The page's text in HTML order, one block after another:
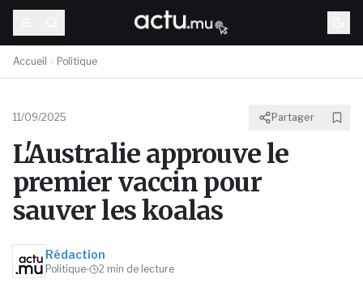
Accueil Politique
11/09/2025 Partager
L'Australie approuve le
premier vaccin pour
sauver les koalas
Rédaction
Politique 2 min de lecture